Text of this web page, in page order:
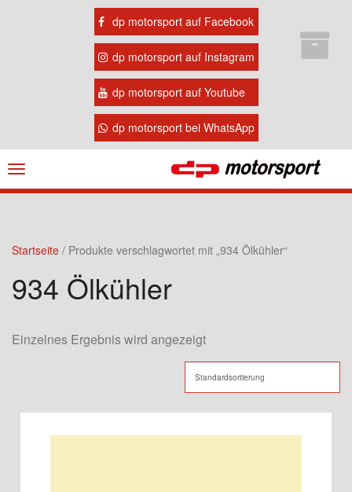
dp motorsport auf Facebook
dp motorsport auf Instagram
dp motorsport auf Youtube
dp motorsport bei WhatsApp
Navigation
ein-/ausblenden
Startseite / Produkte verschlagwortet mit „934 Ölkühler“
934 Ölkühler
Einzelnes Ergebnis wird angezeigt